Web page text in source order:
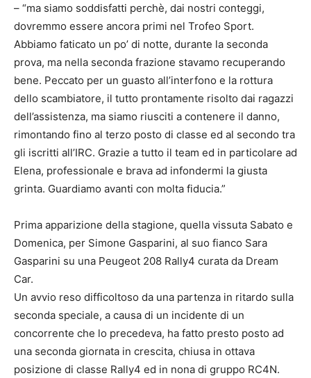
– “ma siamo soddisfatti perchè, dai nostri conteggi,
dovremmo essere ancora primi nel Trofeo Sport.
Abbiamo faticato un po’ di notte, durante la seconda
prova, ma nella seconda frazione stavamo recuperando
bene. Peccato per un guasto all’interfono e la rottura
dello scambiatore, il tutto prontamente risolto dai ragazzi
dell’assistenza, ma siamo riusciti a contenere il danno,
rimontando fino al terzo posto di classe ed al secondo tra
gli iscritti all’IRC. Grazie a tutto il team ed in particolare ad
Elena, professionale e brava ad infondermi la giusta
grinta. Guardiamo avanti con molta fiducia.”
Prima apparizione della stagione, quella vissuta Sabato e
Domenica, per Simone Gasparini, al suo fianco Sara
Gasparini su una Peugeot 208 Rally4 curata da Dream
Car.
Un avvio reso difficoltoso da una partenza in ritardo sulla
seconda speciale, a causa di un incidente di un
concorrente che lo precedeva, ha fatto presto posto ad
una seconda giornata in crescita, chiusa in ottava
posizione di classe Rally4 ed in nona di gruppo RC4N.